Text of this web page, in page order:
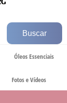
Óleos Essenciais
Fotos e Vídeos